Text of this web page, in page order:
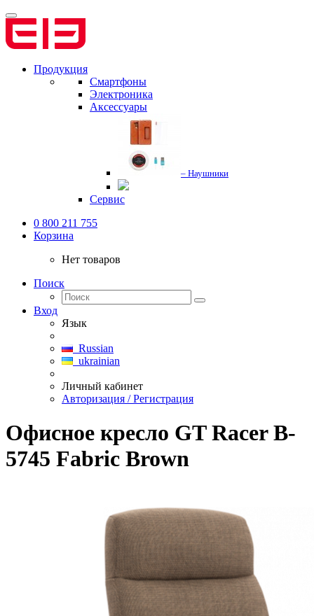
Продукция
Смартфоны
Электроника
Аксессуары
– Наушники
Сервис
0 800 211 755
Корзина
Нет товаров
Поиск
Вход
Язык
Russian
ukrainian
Личный кабинет
Авторизация / Регистрация
Офисное кресло GT Racer B-
5745 Fabric Brown